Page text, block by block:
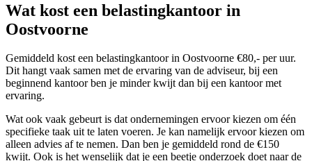
Wat kost een belastingkantoor in
Oostvoorne
Gemiddeld kost een belastingkantoor in Oostvoorne €80,- per uur.
Dit hangt vaak samen met de ervaring van de adviseur, bij een
beginnend kantoor ben je minder kwijt dan bij een kantoor met
ervaring.
Wat ook vaak gebeurt is dat ondernemingen ervoor kiezen om één
specifieke taak uit te laten voeren. Je kan namelijk ervoor kiezen om
alleen advies af te nemen. Dan ben je gemiddeld rond de €150
kwijt. Ook is het wenselijk dat je een beetje onderzoek doet naar de